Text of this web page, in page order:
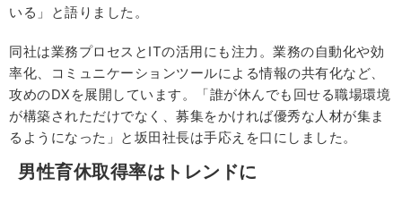
いる」と語りました。
同社は業務プロセスとITの活用にも注力。業務の自動化や効
率化、コミュニケーションツールによる情報の共有化など、
攻めのDXを展開しています。「誰が休んでも回せる職場環境
が構築されただけでなく、募集をかければ優秀な人材が集ま
るようになった」と坂田社長は手応えを口にしました。
男性育休取得率はトレンドに